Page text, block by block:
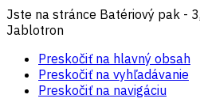
Jste na stránce Batériový pak -
Jablotron
Preskočiť na hlavný obsah
Preskočiť na vyhľadávanie
Preskočiť na navigáciu